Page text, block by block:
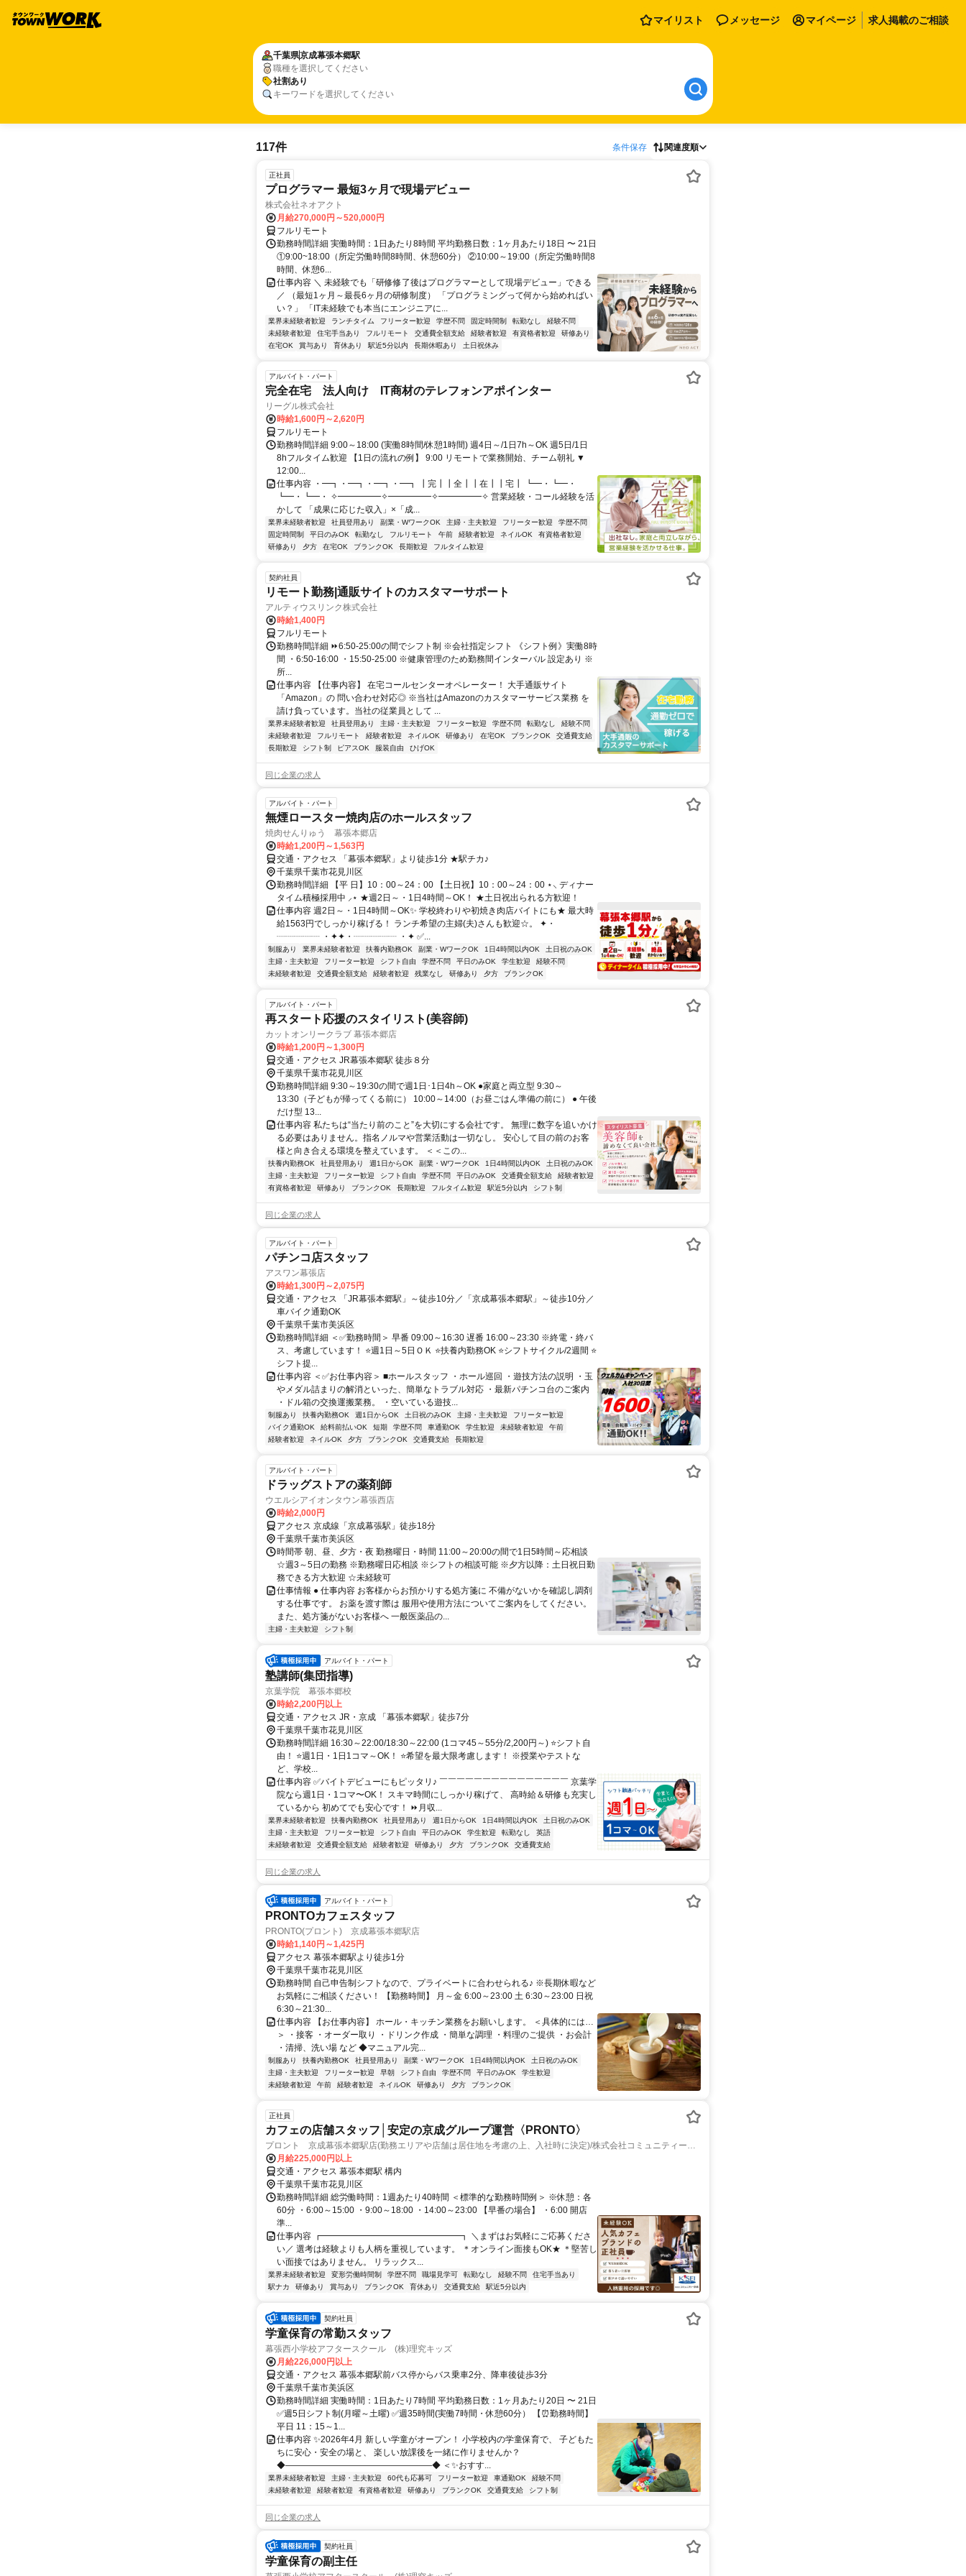
マイリスト メッセージ マイページ 求人掲載のご相談
千葉県京成幕張本郷駅
職種を選択してください
社割あり
キーワードを選択してください
117件 条件保存 関連度順
正社員
プログラマー 最短3ヶ月で現場デビュー
株式会社ネオアクト
月給270,000円～520,000円
フルリモート
勤務時間詳細 実働時間：1日あたり8時間 平均勤務日数：1ヶ月あたり18日 〜 21日
①9:00~18:00（所定労働時間8時間、休憩60分） ②10:00～19:00（所定労働時間8
時間、休憩6...
仕事内容 ＼ 未経験でも「研修修了後はプログラマーとして現場デビュー」できる
／ （最短1ヶ月～最長6ヶ月の研修制度） 「プログラミングって何から始めればい
い？」 「IT未経験でも本当にエンジニアに...
業界未経験者歓迎 ランチタイム フリーター歓迎 学歴不問 固定時間制 転勤なし
経験不問
未経験者歓迎
住宅手当あり フルリモート 交通費全額支給 経験者歓迎 有資格者歓迎
研修あり
在宅OK
賞与あり 育休あり 駅近5分以内 長期休暇あり 土日祝休み
アルバイト・パート
完全在宅 法人向け IT商材のテレフォンアポインター
リーグル株式会社
時給1,600円～2,620円
フルリモート
勤務時間詳細 9:00～18:00 (実働8時間/休憩1時間) 週4日～/1日7h～OK 週5日/1日
8hフルタイム歓迎 【1日の流れの例】 9:00 リモートで業務開始、チーム朝礼 ▼
12:00...
仕事内容 ・━┓・━┓・━┓・━┓ ┃完┃┃全┃┃在┃┃宅┃ ┗━・┗━・
┗━・┗━・ ✧━━━━━✧━━━━━✧━━━━━✧ 営業経験・コール経験を活
かして 「成果に応じた収入」×「成...
業界未経験者歓迎 社員登用あり 副業・WワークOK 主婦・主夫歓迎 フリーター歓迎
学歴不問
固定時間制
平日のみOK 転勤なし フルリモート 午前 経験者歓迎 ネイルOK
有資格者歓迎
研修あり
夕方 在宅OK ブランクOK 長期歓迎 フルタイム歓迎
契約社員
リモート勤務|通販サイトのカスタマーサポート
アルティウスリンク株式会社
時給1,400円
フルリモート
勤務時間詳細 ⏩6:50-25:00の間でシフト制 ※会社指定シフト 《シフト例》実働8時
間 ・6:50-16:00 ・15:50-25:00 ※健康管理のため勤務間インターバル 設定あり ※
所...
仕事内容 【仕事内容】 在宅コールセンターオペレーター！ 大手通販サイト
「Amazon」の 問い合わせ対応◎ ※当社はAmazonのカスタマーサービス業務 を
請け負っています。当社の従業員として ...
業界未経験者歓迎 社員登用あり 主婦・主夫歓迎 フリーター歓迎 学歴不問 転勤なし
経験不問
未経験者歓迎
フルリモート 経験者歓迎 ネイルOK 研修あり 在宅OK ブランクOK
交通費支給
長期歓迎
シフト制 ピアスOK 服装自由 ひげOK
同じ企業の求人
アルバイト・パート
無煙ロースター焼肉店のホールスタッフ
焼肉せんりゅう 幕張本郷店
時給1,200円～1,563円
交通・アクセス 「幕張本郷駅」より徒歩1分 ★駅チカ♪
千葉県千葉市花見川区
勤務時間詳細 【平 日】10：00～24：00 【土日祝】10：00～24：00 ⋆⸜ ディナー
タイム積極採用中 ⸝⋆ ★週2日～・1日4時間～OK！ ★土日祝出られる方歓迎！
仕事内容 週2日～・1日4時間～OK✨ 学校終わりや初焼き肉店バイトにも★ 最大時
給1563円でしっかり稼げる！ ランチ希望の主婦(夫)さんも歓迎☆。 ✦・
┈┈┈┈┈ ・✦✦・┈┈┈┈┈ ・✦ ✅...
制服あり 業界未経験者歓迎 扶養内勤務OK 副業・WワークOK 1日4時間以内OK
土日祝のみOK
主婦・主夫歓迎
フリーター歓迎 シフト自由 学歴不問 平日のみOK 学生歓迎
経験不問
未経験者歓迎
交通費全額支給 経験者歓迎 残業なし 研修あり 夕方 ブランクOK
アルバイト・パート
再スタート応援のスタイリスト(美容師)
カットオンリークラブ 幕張本郷店
時給1,200円～1,300円
交通・アクセス JR幕張本郷駅 徒歩８分
千葉県千葉市花見川区
勤務時間詳細 9:30～19:30の間で週1日･1日4h～OK ●家庭と両立型 9:30～
13:30（子どもが帰ってくる前に） 10:00～14:00（お昼ごはん準備の前に） ● 午後
だけ型 13...
仕事内容 私たちは“当たり前のこと”を大切にする会社です。 無理に数字を追いかけ
る必要はありません。指名ノルマや営業活動は一切なし。 安心して目の前のお客
様と向き合える環境を整えています。 ＜＜この...
扶養内勤務OK 社員登用あり 週1日からOK 副業・WワークOK 1日4時間以内OK
土日祝のみOK
主婦・主夫歓迎
フリーター歓迎 シフト自由 学歴不問 平日のみOK 交通費全額支給
経験者歓迎
有資格者歓迎
研修あり ブランクOK 長期歓迎 フルタイム歓迎 駅近5分以内 シフト制
同じ企業の求人
アルバイト・パート
パチンコ店スタッフ
アスワン幕張店
時給1,300円～2,075円
交通・アクセス 「JR幕張本郷駅」～徒歩10分／「京成幕張本郷駅」～徒歩10分／
車バイク通勤OK
千葉県千葉市美浜区
勤務時間詳細 ＜✅勤務時間＞ 早番 09:00～16:30 遅番 16:00～23:30 ※終電・終バ
ス、考慮しています！ ⭐週1日～5日ＯＫ ⭐扶養内勤務OK ⭐シフトサイクル/2週間 ⭐
シフト提...
仕事内容 ＜✅お仕事内容＞ ■ホールスタッフ ・ホール巡回 ・遊技方法の説明 ・玉
やメダル詰まりの解消といった、簡単なトラブル対応 ・最新パチンコ台のご案内
・ドル箱の交換運搬業務。 ・空いている遊技...
制服あり 扶養内勤務OK 週1日からOK 土日祝のみOK 主婦・主夫歓迎
フリーター歓迎
バイク通勤OK
給料前払いOK 短期 学歴不問 車通勤OK 学生歓迎 未経験者歓迎
午前
経験者歓迎
ネイルOK 夕方 ブランクOK 交通費支給 長期歓迎
アルバイト・パート
ドラッグストアの薬剤師
ウエルシアイオンタウン幕張西店
時給2,000円
アクセス 京成線「京成幕張駅」徒歩18分
千葉県千葉市美浜区
時間帯 朝、昼、夕方・夜 勤務曜日・時間 11:00～20:00の間で1日5時間～応相談
☆週3～5日の勤務 ※勤務曜日応相談 ※シフトの相談可能 ※夕方以降：土日祝日勤
務できる方大歓迎 ☆未経験可
仕事情報 ● 仕事内容 お客様からお預かりする処方箋に 不備がないかを確認し調剤
する仕事です。 お薬を渡す際は 服用や使用方法についてご案内をしてください。
また、処方箋がないお客様へ 一般医薬品の...
主婦・主夫歓迎 シフト制
アルバイト・パート
塾講師(集団指導)
京葉学院 幕張本郷校
時給2,200円以上
交通・アクセス JR・京成 「幕張本郷駅」徒歩7分
千葉県千葉市花見川区
勤務時間詳細 16:30～22:00/18:30～22:00 (1コマ45～55分/2,200円～) ⭐シフト自
由！ ⭐週1日・1日1コマ～OK！ ⭐希望を最大限考慮します！ ※授業やテストな
ど、学校...
仕事内容 ✅バイトデビューにもピッタリ♪ ￣￣￣￣￣￣￣￣￣￣￣￣￣￣￣ 京葉学
院なら週1日・1コマ〜OK！ スキマ時間にしっかり稼げて、 高時給＆研修も充実し
ているから 初めてでも安心です！ ⏩月収...
業界未経験者歓迎 扶養内勤務OK 社員登用あり 週1日からOK 1日4時間以内OK
土日祝のみOK
主婦・主夫歓迎
フリーター歓迎 シフト自由 平日のみOK 学生歓迎 転勤なし
英語
未経験者歓迎
交通費全額支給 経験者歓迎 研修あり 夕方 ブランクOK 交通費支給
同じ企業の求人
アルバイト・パート
PRONTOカフェスタッフ
PRONTO(プロント) 京成幕張本郷駅店
時給1,140円～1,425円
アクセス 幕張本郷駅より徒歩1分
千葉県千葉市花見川区
勤務時間 自己申告制シフトなので、プライベートに合わせられる♪ ※長期休暇など
お気軽にご相談ください！ 【勤務時間】 月～金 6:00～23:00 土 6:30～23:00 日祝
6:30～21:30...
仕事内容 【お仕事内容】 ホール・キッチン業務をお願いします。 ＜具体的には…
＞ ・接客 ・オーダー取り ・ドリンク作成 ・簡単な調理 ・料理のご提供 ・お会計
・清掃、洗い場 など ◆マニュアル完...
制服あり 扶養内勤務OK 社員登用あり 副業・WワークOK 1日4時間以内OK
土日祝のみOK
主婦・主夫歓迎
フリーター歓迎 早朝 シフト自由 学歴不問 平日のみOK
学生歓迎
未経験者歓迎
午前 経験者歓迎 ネイルOK 研修あり 夕方 ブランクOK
正社員
カフェの店舗スタッフ│安定の京成グループ運営〈PRONTO〉
プロント 京成幕張本郷駅店(勤務エリアや店舗は居住地を考慮の上、入社時に決定)/株式会社コミュニティー京
成 月給225,000円以上
交通・アクセス 幕張本郷駅 構内
千葉県千葉市花見川区
勤務時間詳細 総労働時間：1週あたり40時間 ＜標準的な勤務時間例＞ ※休憩：各
60分 ・6:00～15:00 ・9:00～18:00 ・14:00～23:00 【早番の場合】 ・6:00 開店
準...
仕事内容 ┏━━━━━━━━━━━━━━━━┓ ＼まずはお気軽にご応募くださ
い／ 選考は経験よりも人柄を重視しています。 ＊オンライン面接もOK★ ＊堅苦し
い面接ではありません。 リラックス...
業界未経験者歓迎 変形労働時間制 学歴不問 職場見学可 転勤なし 経験不問
住宅手当あり
駅ナカ
研修あり 賞与あり ブランクOK 育休あり 交通費支給 駅近5分以内
契約社員
学童保育の常勤スタッフ
幕張西小学校アフタースクール (株)理究キッズ
月給226,000円以上
交通・アクセス 幕張本郷駅前バス停からバス乗車2分、降車後徒歩3分
千葉県千葉市美浜区
勤務時間詳細 実働時間：1日あたり7時間 平均勤務日数：1ヶ月あたり20日 〜 21日
✅週5日シフト制(月曜～土曜) ✅週35時間(実働7時間・休憩60分） 【⏰勤務時間】
平日 11：15～1...
仕事内容 ✨2026年4月 新しい学童がオープン！ 小学校内の学童保育で、 子どもた
ちに安心・安全の場と、 楽しい放課後を一緒に作りませんか？
◆―――――――――――――――――◆ ＜✨おすす...
業界未経験者歓迎 主婦・主夫歓迎 60代も応募可 フリーター歓迎 車通勤OK
経験不問
未経験者歓迎
経験者歓迎 有資格者歓迎 研修あり ブランクOK 交通費支給 シフト制
同じ企業の求人
契約社員
学童保育の副主任